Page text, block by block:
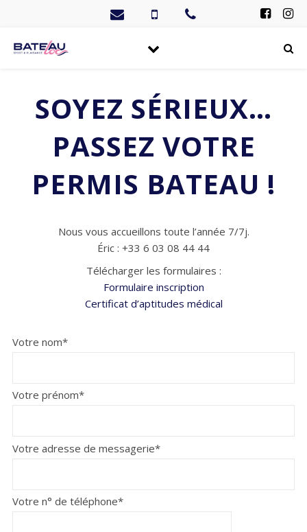
SOYEZ SÉRIEUX…
PASSEZ VOTRE
PERMIS BATEAU !
Nous vous accueillons toute l’année 7/7j.
Éric : +33 6 03 08 44 44
Télécharger les formulaires :
Formulaire inscription
Certificat d’aptitudes médical
Votre nom*
Votre prénom*
Votre adresse de messagerie*
Votre n° de téléphone*